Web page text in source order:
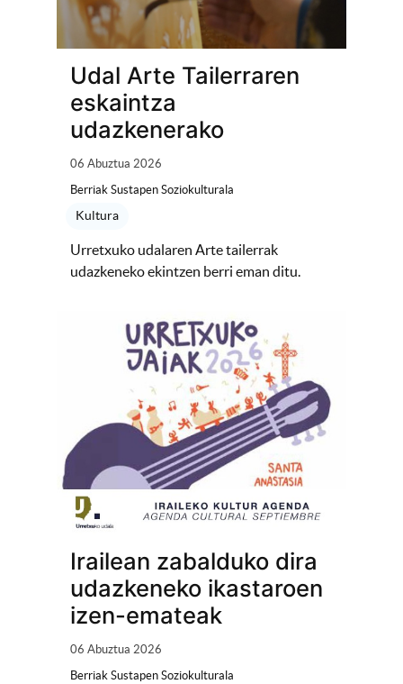
Udal Arte Tailerraren
eskaintza
udazkenerako
06 Abuztua 2026
Berriak Sustapen Soziokulturala
Kultura
Urretxuko udalaren Arte tailerrak
udazkeneko ekintzen berri eman ditu.
Irailean zabalduko dira
udazkeneko ikastaroen
izen-emateak
06 Abuztua 2026
Berriak Sustapen Soziokulturala